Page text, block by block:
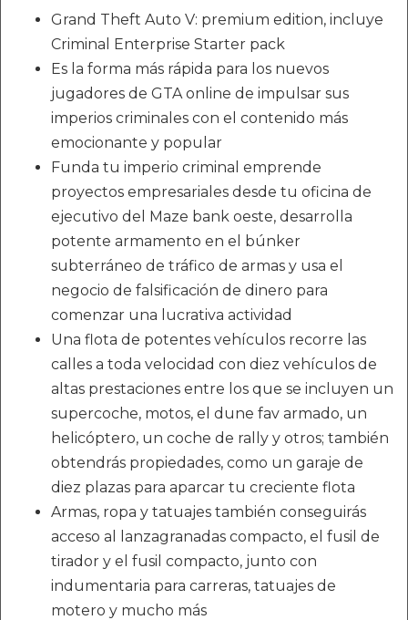
Grand Theft Auto V: premium edition, incluye
Criminal Enterprise Starter pack
Es la forma más rápida para los nuevos
jugadores de GTA online de impulsar sus
imperios criminales con el contenido más
emocionante y popular
Funda tu imperio criminal emprende
proyectos empresariales desde tu oficina de
ejecutivo del Maze bank oeste, desarrolla
potente armamento en el búnker
subterráneo de tráfico de armas y usa el
negocio de falsificación de dinero para
comenzar una lucrativa actividad
Una flota de potentes vehículos recorre las
calles a toda velocidad con diez vehículos de
altas prestaciones entre los que se incluyen un
supercoche, motos, el dune fav armado, un
helicóptero, un coche de rally y otros; también
obtendrás propiedades, como un garaje de
diez plazas para aparcar tu creciente flota
Armas, ropa y tatuajes también conseguirás
acceso al lanzagranadas compacto, el fusil de
tirador y el fusil compacto, junto con
indumentaria para carreras, tatuajes de
motero y mucho más